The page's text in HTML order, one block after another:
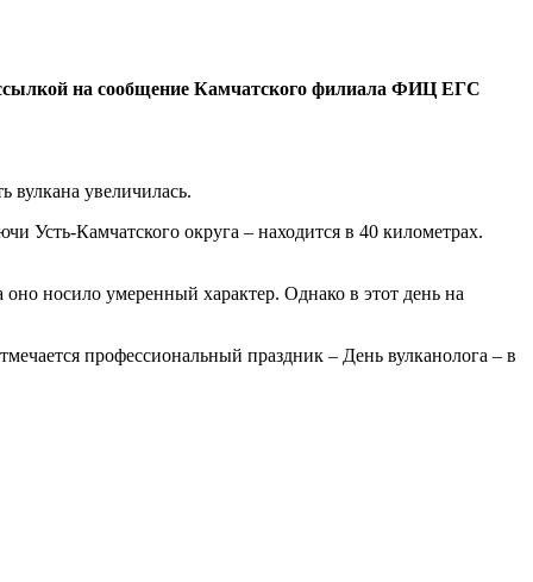
на сообщение Камчатского филиала ФИЦ ЕГС
вулкана увеличилась.
Камчатского округа – находится в 40 километрах.
носило умеренный характер. Однако в этот день на
профессиональный праздник – День вулканолога – в